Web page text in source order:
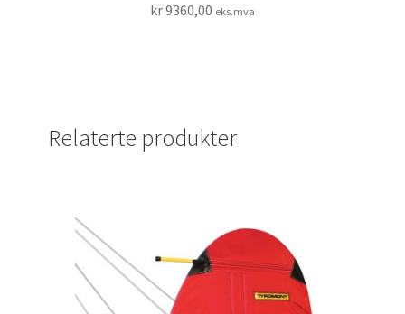
kr9360,00 eks.mva
Relaterte produkter